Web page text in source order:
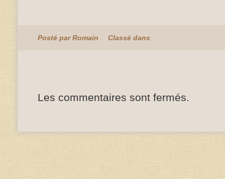
Posté par Romain Classé dans
Les commentaires sont fermés.